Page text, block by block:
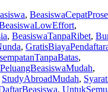
,
,
, BeasiswaTanpaRibet,
,
,
PeluangBeasiswaMudah,
StudyAbroadMudah,
,